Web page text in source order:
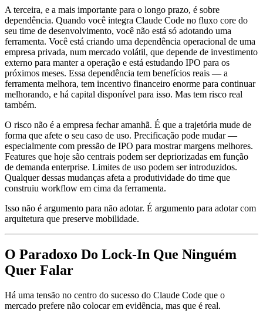
A terceira, e a mais importante para o longo prazo, é sobre
dependência. Quando você integra Claude Code no fluxo core do
seu time de desenvolvimento, você não está só adotando uma
ferramenta. Você está criando uma dependência operacional de uma
empresa privada, num mercado volátil, que depende de investimento
externo para manter a operação e está estudando IPO para os
próximos meses. Essa dependência tem benefícios reais — a
ferramenta melhora, tem incentivo financeiro enorme para continuar
melhorando, e há capital disponível para isso. Mas tem risco real
também.
O risco não é a empresa fechar amanhã. É que a trajetória mude de
forma que afete o seu caso de uso. Precificação pode mudar —
especialmente com pressão de IPO para mostrar margens melhores.
Features que hoje são centrais podem ser depriorizadas em função
de demanda enterprise. Limites de uso podem ser introduzidos.
Qualquer dessas mudanças afeta a produtividade do time que
construiu workflow em cima da ferramenta.
Isso não é argumento para não adotar. É argumento para adotar com
arquitetura que preserve mobilidade.
O Paradoxo Do Lock-In Que Ninguém
Quer Falar
Há uma tensão no centro do sucesso do Claude Code que o
mercado prefere não colocar em evidência, mas que é real.